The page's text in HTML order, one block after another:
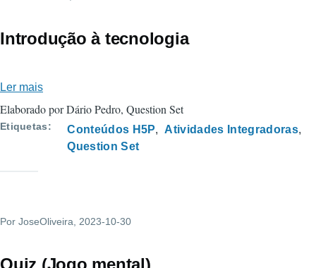
Introdução à tecnologia
Ler mais
Introdução
à
tecnologia
Elaborado por Dário Pedro, Question Set
Etiquetas Conteúdos H5P
Atividades Integradoras
Question Set
Por JoseOliveira, 2023-10-30